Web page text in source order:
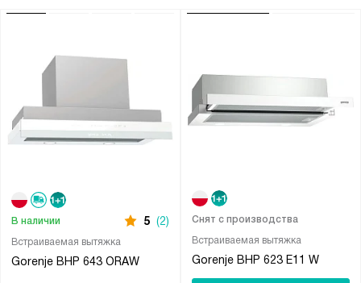
Встраиваемая вытяжка
Gorenje BHP 643 ORAW
В наличии 5 (2)
Встраиваемая вытяжка
Gorenje BHP 623 E11 W
Снят с производства